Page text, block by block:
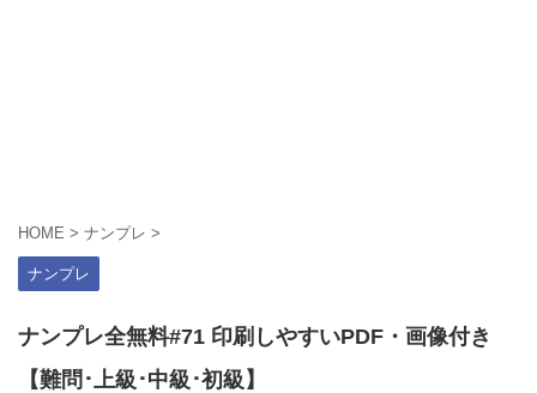
HOME > ナンプレ >
ナンプレ
ナンプレ全無料#71 印刷しやすいPDF・画像付き
【難問･上級･中級･初級】